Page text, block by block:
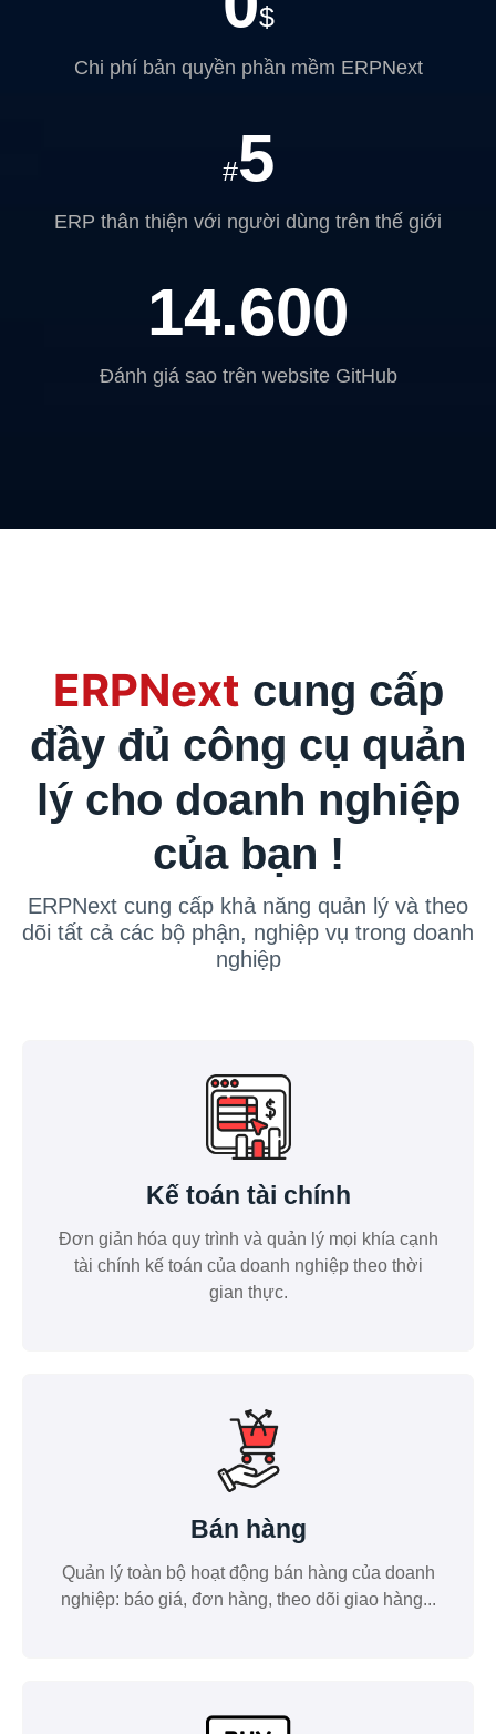
$
Chi phí bản quyền phần mềm ERPNext
#5
ERP thân thiện với người dùng trên thế giới
14.600
Đánh giá sao trên website GitHub
ERPNext cung cấp
đầy đủ công cụ quản
lý cho doanh nghiệp
của bạn !
ERPNext cung cấp khả năng quản lý và theo
dõi tất cả các bộ phận, nghiệp vụ trong doanh
nghiệp
Kế toán tài chính
Đơn giản hóa quy trình và quản lý mọi khía cạnh
tài chính kế toán của doanh nghiệp theo thời
gian thực.
Bán hàng
Quản lý toàn bộ hoạt động bán hàng của doanh
nghiệp: báo giá, đơn hàng, theo dõi giao hàng...